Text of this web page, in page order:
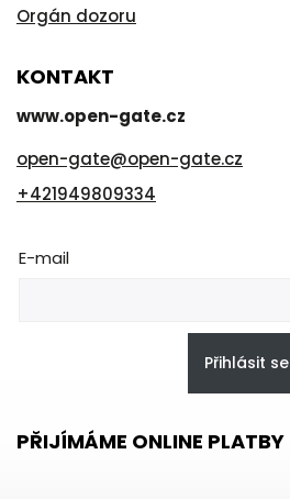
Orgán dozoru
KONTAKT
www.open-gate.cz
open-gate@open-gate.cz
+421949809334
E-mail
Přihlásit se
PŘIJÍMÁME ONLINE PLATBY